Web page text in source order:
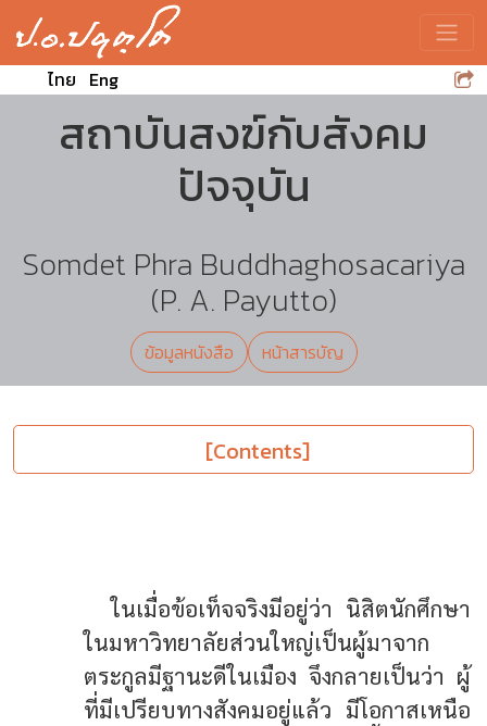
ไทย Eng
สถาบันสงฆ์กับสังคม
ปัจจุบัน
Somdet Phra Buddhaghosacariya
(P. A. Payutto)
ข้อมูลหนังสือ หน้าสารบัญ
[Contents]
ในเมื่อข้อเท็จจริงมีอยู่ว่า นิสิตนักศึกษา
ในมหาวิทยาลัยส่วนใหญ่เป็นผู้มาจาก
ตระกูลมีฐานะดีในเมือง จึงกลายเป็นว่า ผู้
ที่มีเปรียบทางสังคมอยู่แล้ว มีโอกาสเหนือ